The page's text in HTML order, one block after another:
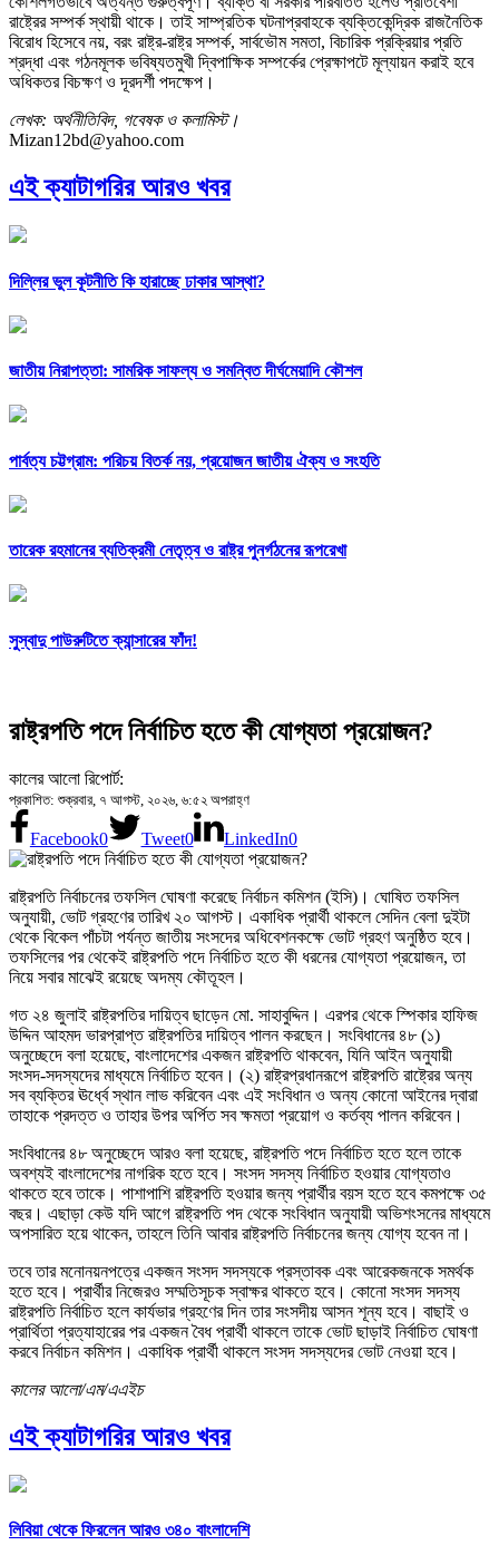
রাষ্ট্রের সম্পর্ক স্থায়ী থাকে। তাই সাম্প্রতিক ঘটনাপ্রবাহকে ব্যক্তিকেন্দ্রিক রাজনৈতিক
বিরোধ হিসেবে নয়, বরং রাষ্ট্র-রাষ্ট্র সম্পর্ক, সার্বভৌম সমতা, বিচারিক প্রক্রিয়ার প্রতি
শ্রদ্ধা এবং গঠনমূলক ভবিষ্যতমুখী দ্বিপাক্ষিক সম্পর্কের প্রেক্ষাপটে মূল্যায়ন করাই হবে
অধিকতর বিচক্ষণ ও দূরদর্শী পদক্ষেপ।
লেখক: অর্থনীতিবিদ, গবেষক ও কলামিস্ট।
Mizan12bd@yahoo.com
এই ক্যাটাগরির আরও খবর
দিল্লির ভুল কূটনীতি কি হারাচ্ছে ঢাকার আস্থা?
জাতীয় নিরাপত্তা: সামরিক সাফল্য ও সমন্বিত দীর্ঘমেয়াদি কৌশল
পার্বত্য চট্টগ্রাম: পরিচয় বিতর্ক নয়, প্রয়োজন জাতীয় ঐক্য ও সংহতি
তারেক রহমানের ব্যতিক্রমী নেতৃত্ব ও রাষ্ট্র পুনর্গঠনের রূপরেখা
সুস্বাদু পাউরুটিতে ক্যান্সারের ফাঁদ!
রাষ্ট্রপতি পদে নির্বাচিত হতে কী যোগ্যতা প্রয়োজন?
কালের আলো রিপোর্ট:
প্রকাশিত: শুক্রবার, ৭ আগস্ট, ২০২৬, ৬:৫২ অপরাহ্ণ
Facebook0 Tweet0 LinkedIn0
রাষ্ট্রপতি নির্বাচনের তফসিল ঘোষণা করেছে নির্বাচন কমিশন (ইসি)। ঘোষিত তফসিল
অনুযায়ী, ভোট গ্রহণের তারিখ ২০ আগস্ট। একাধিক প্রার্থী থাকলে সেদিন বেলা দুইটা
থেকে বিকেল পাঁচটা পর্যন্ত জাতীয় সংসদের অধিবেশনকক্ষে ভোট গ্রহণ অনুষ্ঠিত হবে।
তফসিলের পর থেকেই রাষ্ট্রপতি পদে নির্বাচিত হতে কী ধরনের যোগ্যতা প্রয়োজন, তা
নিয়ে সবার মাঝেই রয়েছে অদম্য কৌতূহল।
গত ২৪ জুলাই রাষ্ট্রপতির দায়িত্ব ছাড়েন মো. সাহাবুদ্দিন। এরপর থেকে স্পিকার হাফিজ
উদ্দিন আহমদ ভারপ্রাপ্ত রাষ্ট্রপতির দায়িত্ব পালন করছেন। সংবিধানের ৪৮ (১)
অনুচ্ছেদে বলা হয়েছে, বাংলাদেশের একজন রাষ্ট্রপতি থাকবেন, যিনি আইন অনুযায়ী
সংসদ-সদস্যদের মাধ্যমে নির্বাচিত হবেন। (২) রাষ্ট্রপ্রধানরূপে রাষ্ট্রপতি রাষ্ট্রের অন্য
সব ব্যক্তির ঊর্ধ্বে স্থান লাভ করিবেন এবং এই সংবিধান ও অন্য কোনো আইনের দ্বারা
তাহাকে প্রদত্ত ও তাহার উপর অর্পিত সব ক্ষমতা প্রয়োগ ও কর্তব্য পালন করিবেন।
সংবিধানের ৪৮ অনুচ্ছেদে আরও বলা হয়েছে, রাষ্ট্রপতি পদে নির্বাচিত হতে হলে তাকে
অবশ্যই বাংলাদেশের নাগরিক হতে হবে। সংসদ সদস্য নির্বাচিত হওয়ার যোগ্যতাও
থাকতে হবে তাকে। পাশাপাশি রাষ্ট্রপতি হওয়ার জন্য প্রার্থীর বয়স হতে হবে কমপক্ষে ৩৫
বছর। এছাড়া কেউ যদি আগে রাষ্ট্রপতি পদ থেকে সংবিধান অনুযায়ী অভিশংসনের মাধ্যমে
অপসারিত হয়ে থাকেন, তাহলে তিনি আবার রাষ্ট্রপতি নির্বাচনের জন্য যোগ্য হবেন না।
তবে তার মনোনয়নপত্রে একজন সংসদ সদস্যকে প্রস্তাবক এবং আরেকজনকে সমর্থক
হতে হবে। প্রার্থীর নিজেরও সম্মতিসূচক স্বাক্ষর থাকতে হবে। কোনো সংসদ সদস্য
রাষ্ট্রপতি নির্বাচিত হলে কার্যভার গ্রহণের দিন তার সংসদীয় আসন শূন্য হবে। বাছাই ও
প্রার্থিতা প্রত্যাহারের পর একজন বৈধ প্রার্থী থাকলে তাকে ভোট ছাড়াই নির্বাচিত ঘোষণা
করবে নির্বাচন কমিশন। একাধিক প্রার্থী থাকলে সংসদ সদস্যদের ভোট নেওয়া হবে।
কালের আলো/এম/এএইচ
এই ক্যাটাগরির আরও খবর
লিবিয়া থেকে ফিরলেন আরও ৩৪০ বাংলাদেশি